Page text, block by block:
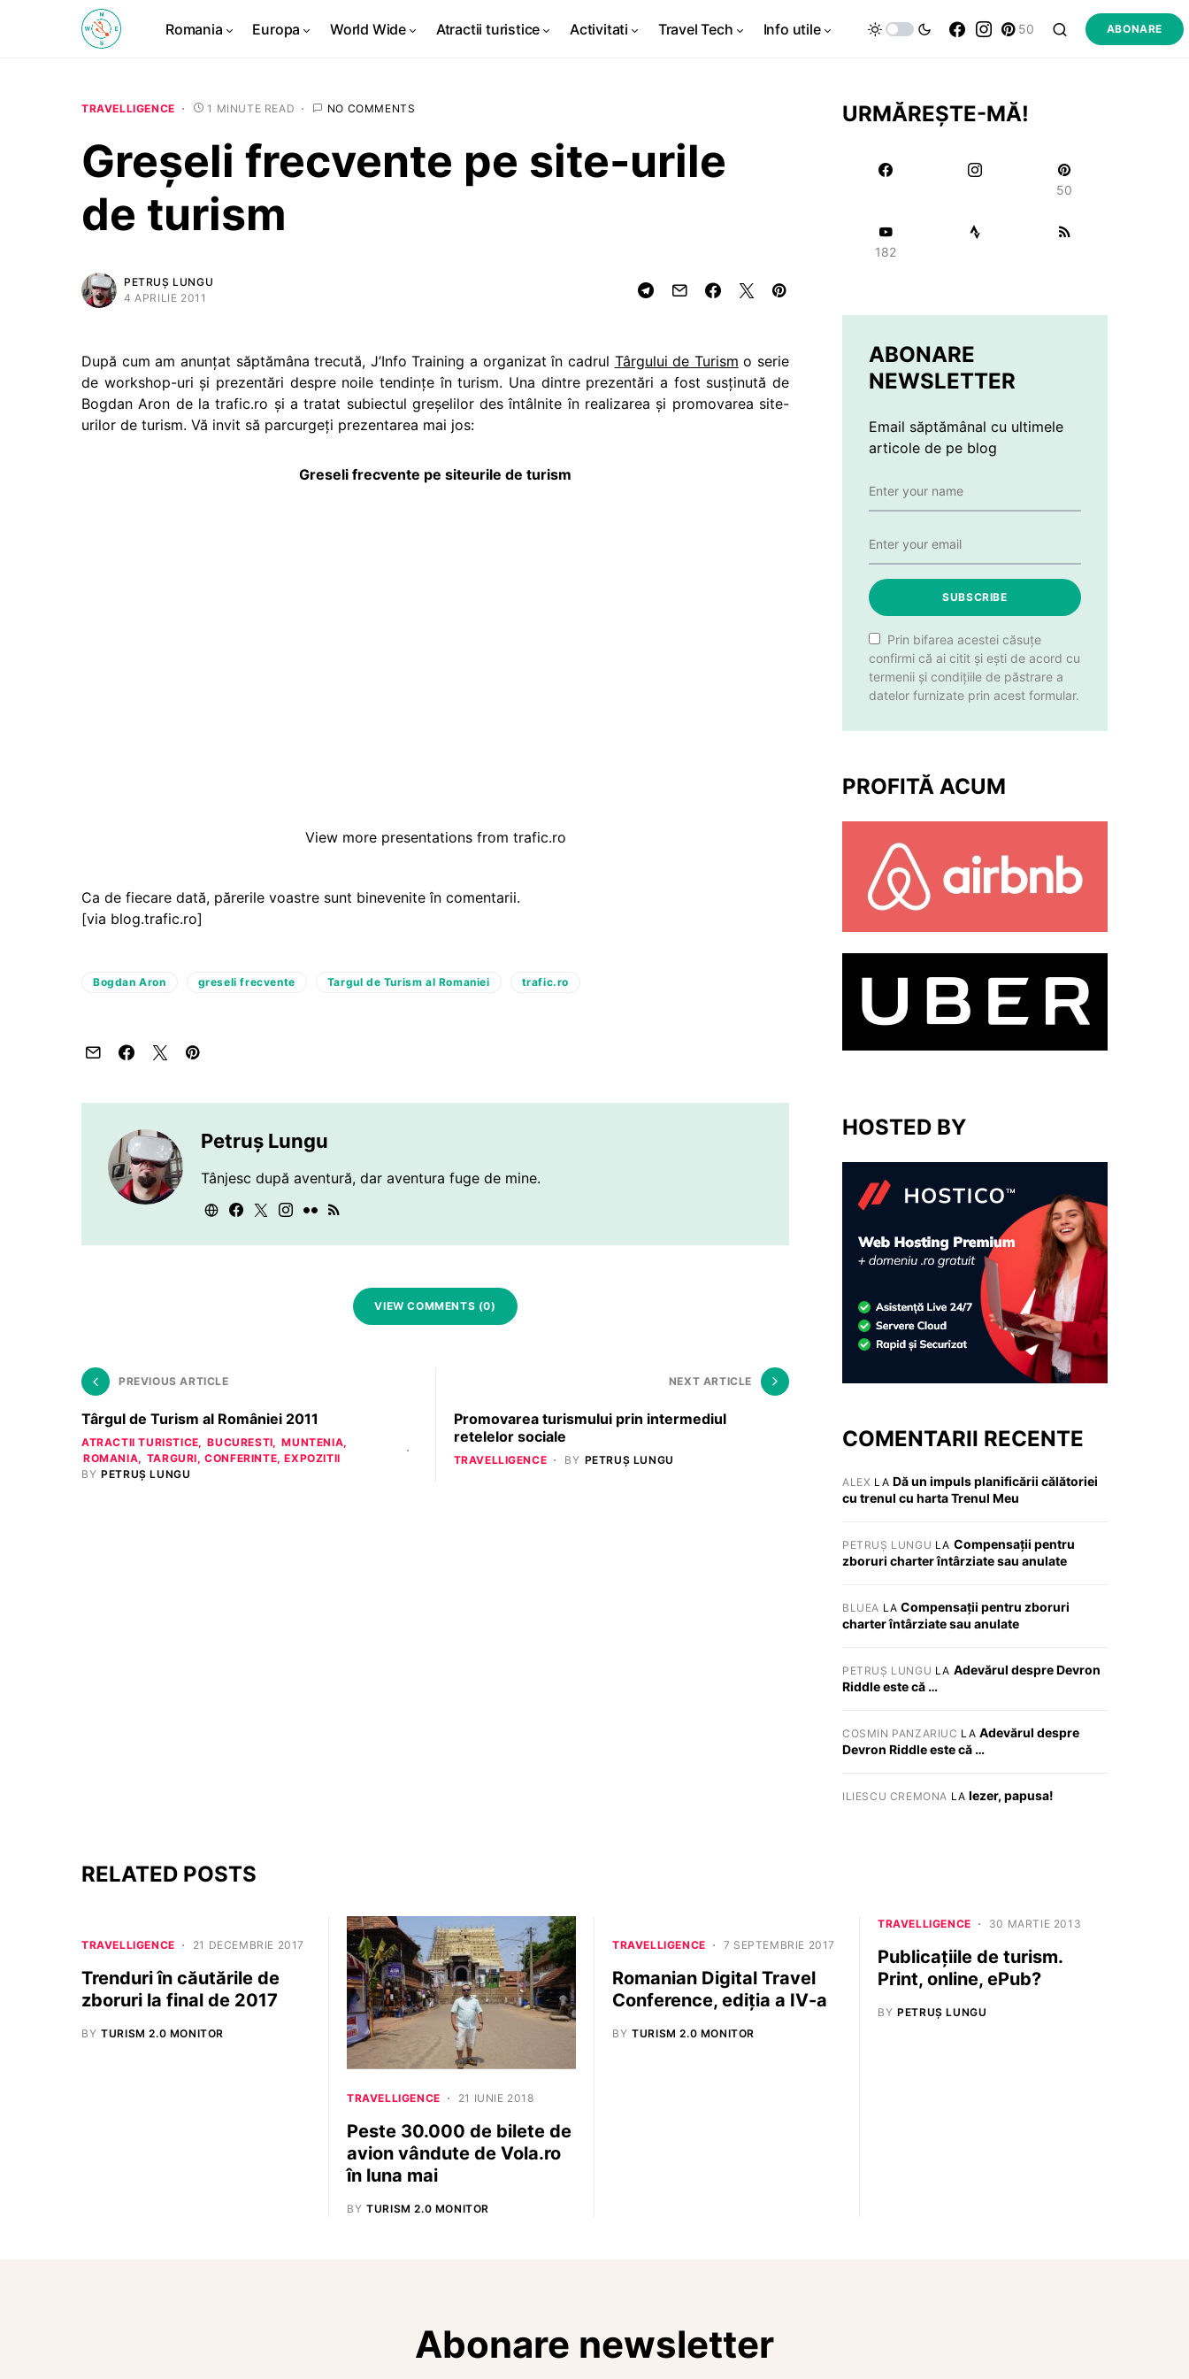
Romania Europa World Wide Atractii turistice Activitati Travel Tech Info utile 50 ABONARE
TRAVELLIGENCE 1 MINUTE READ NO COMMENTS
Greșeli frecvente pe site-urile
de turism
PETRUȘ LUNGU
4 APRILIE 2011
După cum am anunțat săptămâna trecută, J’Info Training a organizat în cadrul Târgului de Turism o serie
de workshop-uri și prezentări despre noile tendințe în turism. Una dintre prezentări a fost susținută de
Bogdan Aron de la trafic.ro și a tratat subiectul greșelilor des întâlnite în realizarea și promovarea site-
urilor de turism. Vă invit să parcurgeți prezentarea mai jos:
Greseli frecvente pe siteurile de turism
View more presentationsfrom trafic.ro
Ca de fiecare dată, părerile voastre sunt binevenite în comentarii.
[via blog.trafic.ro]
Bogdan Aron greseli frecvente Targul de Turism al Romaniei trafic.ro
Petruș Lungu
Tânjesc după aventură, dar aventura fuge de mine.
VIEW COMMENTS (0)
PREVIOUS ARTICLE
Târgul de Turism al României 2011
ATRACTII TURISTICE BUCURESTI
MUNTENIA
ROMANIA
TARGURI, CONFERINTE, EXPOZITII
BY PETRUȘ LUNGU
NEXT ARTICLE
Promovarea turismului prin intermediul
retelelor sociale
TRAVELLIGENCE BY PETRUȘ LUNGU
URMĂREȘTE-MĂ!
50
182
ABONARE
NEWSLETTER
Email săptămânal cu ultimele
articole de pe blog
SUBSCRIBE
Prin bifarea acestei căsuțe
confirmi că ai citit și ești de acord cu
termenii și condițiile de păstrare a
datelor furnizate prin acest formular.
PROFITĂ ACUM
HOSTED BY
COMENTARII RECENTE
ALEX LA Dă un impuls planificării călătoriei
cu trenul cu harta Trenul Meu
PETRUȘ LUNGU LA Compensații pentru
zboruri charter întârziate sau anulate
BLUEA LACompensații pentru zboruri
charter întârziate sau anulate
PETRUȘ LUNGU LA Adevărul despre Devron
Riddle este că …
COSMIN PANZARIUC LA Adevărul despre
Devron Riddle este că …
ILIESCU CREMONA LA Iezer, papusa!
RELATED POSTS
TRAVELLIGENCE 21 DECEMBRIE 2017
Trenduri în căutările de
zboruri la final de 2017
BY TURISM 2.0 MONITOR
TRAVELLIGENCE 21 IUNIE 2018
Peste 30.000 de bilete de
avion vândute de Vola.ro
în luna mai
BY TURISM 2.0 MONITOR
TRAVELLIGENCE 7 SEPTEMBRIE 2017
Romanian Digital Travel
Conference, ediția a IV-a
BY TURISM 2.0 MONITOR
TRAVELLIGENCE 30 MARTIE 2013
Publicațiile de turism.
Print, online, ePub?
BY PETRUȘ LUNGU
Abonare newsletter